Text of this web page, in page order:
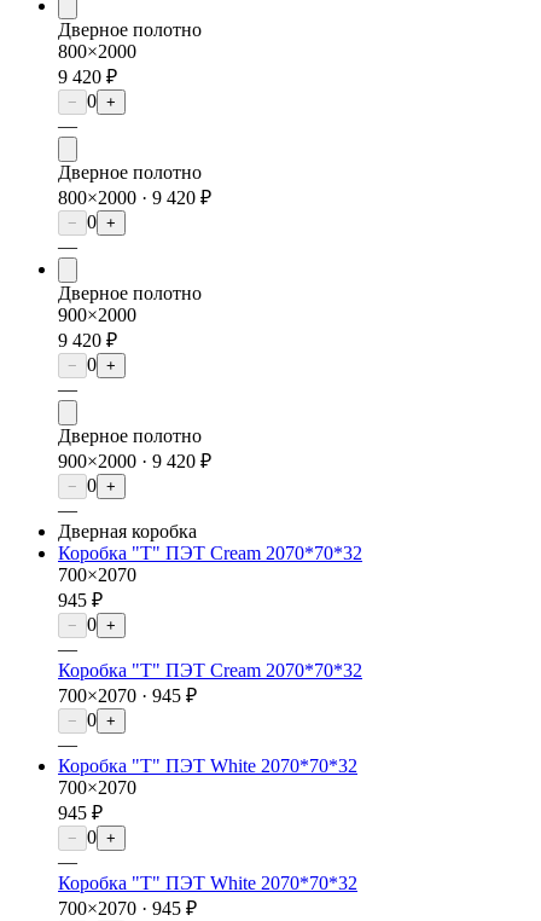
Дверное полотно
800×2000
9 420 ₽
− 0 +
—
Дверное полотно
800×2000 · 9 420 ₽
− 0 +
—
Дверное полотно
900×2000
9 420 ₽
− 0 +
—
Дверное полотно
900×2000 · 9 420 ₽
− 0 +
—
Дверная коробка
Коробка "Т" ПЭТ Cream 2070*70*32
700×2070
945 ₽
− 0 +
—
Коробка "Т" ПЭТ Cream 2070*70*32
700×2070 · 945 ₽
− 0 +
—
Коробка "Т" ПЭТ White 2070*70*32
700×2070
945 ₽
− 0 +
—
Коробка "Т" ПЭТ White 2070*70*32
700×2070 · 945 ₽